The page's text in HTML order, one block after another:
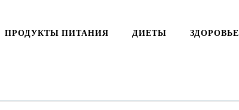
ПРОДУКТЫ ПИТАНИЯ ДИЕТЫ ЗДОРОВЬЕ